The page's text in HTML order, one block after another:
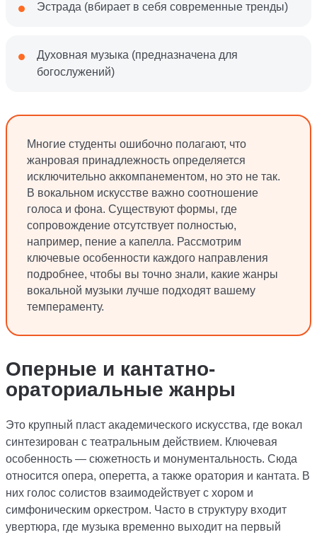
Эстрада (вбирает в себя современные тренды)
Духовная музыка (предназначена для
богослужений)
Многие студенты ошибочно полагают, что
жанровая принадлежность определяется
исключительно аккомпанементом, но это не так.
В вокальном искусстве важно соотношение
голоса и фона. Существуют формы, где
сопровождение отсутствует полностью,
например, пение а капелла. Рассмотрим
ключевые особенности каждого направления
подробнее, чтобы вы точно знали, какие жанры
вокальной музыки лучше подходят вашему
темпераменту.
Оперные и кантатно-
ораториальные жанры
Это крупный пласт академического искусства, где вокал
синтезирован с театральным действием. Ключевая
особенность — сюжетность и монументальность. Сюда
относится опера, оперетта, а также оратория и кантата. В
них голос солистов взаимодействует с хором и
симфоническим оркестром. Часто в структуру входит
увертюра, где музыка временно выходит на первый